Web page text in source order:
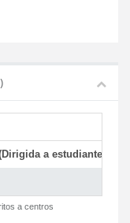
a estudiantes)
a centros